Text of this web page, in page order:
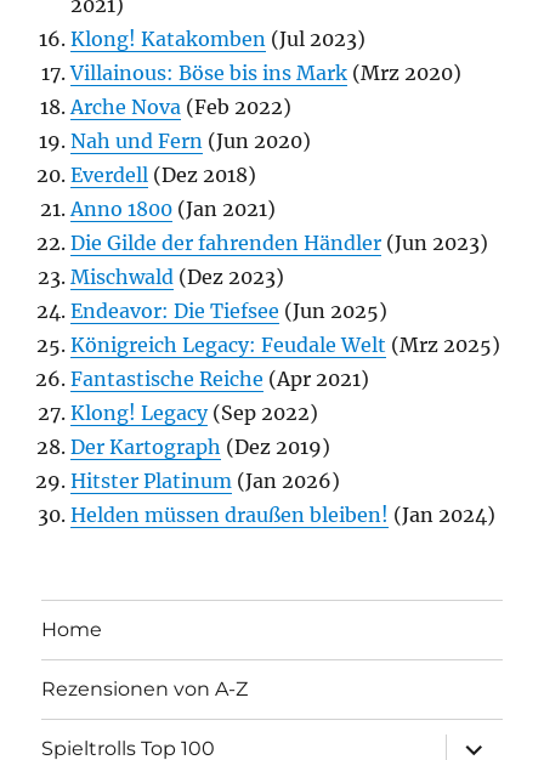
Klong! Katakomben (Jul 2023)
Villainous: Böse bis ins Mark (Mrz 2020)
Arche Nova (Feb 2022)
Nah und Fern (Jun 2020)
Everdell (Dez 2018)
Anno 1800 (Jan 2021)
Die Gilde der fahrenden Händler (Jun 2023)
Mischwald (Dez 2023)
Endeavor: Die Tiefsee (Jun 2025)
Königreich Legacy: Feudale Welt (Mrz 2025)
Fantastische Reiche (Apr 2021)
Klong! Legacy(Sep 2022)
Der Kartograph (Dez 2019)
Hitster Platinum (Jan 2026)
Helden müssen draußen bleiben! (Jan 2024)
Home
Rezensionen von A-Z
Spieltrolls Top 100